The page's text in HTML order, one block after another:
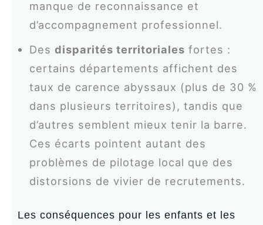
manque de reconnaissance et
d’accompagnement professionnel.
Des disparités territoriales fortes :
certains départements affichent des
taux de carence abyssaux (plus de 30 %
dans plusieurs territoires), tandis que
d’autres semblent mieux tenir la barre.
Ces écarts pointent autant des
problèmes de pilotage local que des
distorsions de vivier de recrutements.
Les conséquences pour les enfants et les